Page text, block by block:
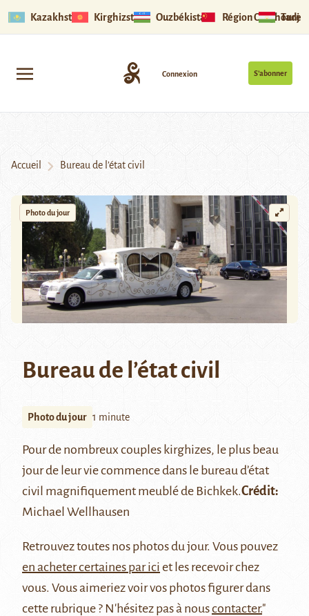
Kazakhstan Kirghizstan Ouzbékistan Région Ouïghoure
S’abonner
Connexion
Accueil Bureau de l’état civil
Photo du jour
Bureau de l’état civil
Photo du jour 1 minute
Pour de nombreux couples kirghizes, le plus beau
jour de leur vie commence dans le bureau d’état
civil magnifiquement meublé de Bichkek.Crédit:
Michael Wellhausen
Retrouveztoutes nos photos du jour. Vous pouvez
en acheter certaines par ici et les recevoir chez
vous. Vous aimeriez voir vos photos figurer dans
cette rubrique ? N'hésitez pas à nouscontacter."